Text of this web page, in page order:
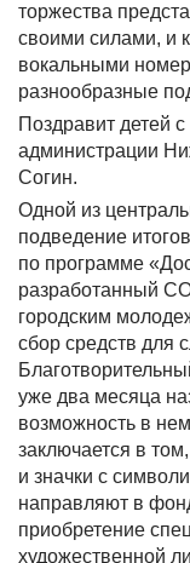
торжества
своими силами, и
вокальными
разнообразные
Поздравит детей
администрации
Согин.
Одной из
подведение
по программе
разработанный
городским
сбор средств для
уже два месяца
возможность в
заключается в
и значки с
направляют в
приобретение
художественной